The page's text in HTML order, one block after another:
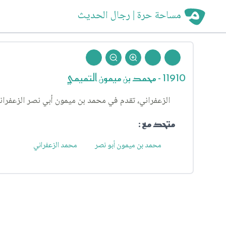
مساحة حرة | رجال الحديث
11910 - محمد بن ميمون التميمي
الزعفراني، تقدم في محمد بن ميمون أبي نصر
متحد مع :
محمد بن ميمون أبو نصر محمد الزعفراني